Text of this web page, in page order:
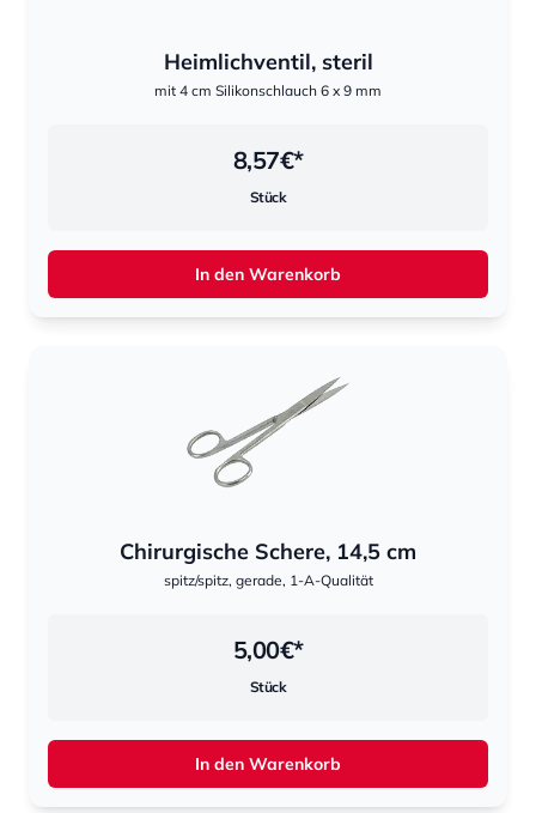
Heimlichventil, steril
mit 4 cm Silikonschlauch 6 x 9 mm
8,57€*
Stück
In den Warenkorb
Chirurgische Schere, 14,5 cm
spitz/spitz, gerade, 1-A-Qualität
5,00€*
Stück
In den Warenkorb